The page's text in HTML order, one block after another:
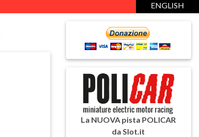
ENGLISH
La NUOVA pista POLICAR
da Slot.it